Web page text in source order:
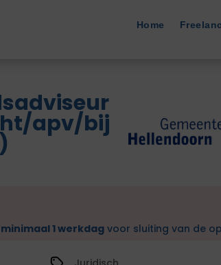
Home
apv/bij
minimaal 1 werkdag voor sluiting van de